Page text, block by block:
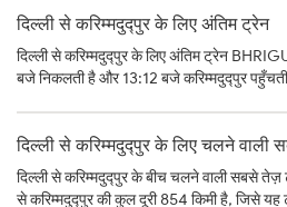
दिल्ली से करिम्मदुद्पुर के लिए अंतिम ट्रेन
दिल्ली से करिम्मदुद्पुर के लिए अंतिम ट्रेन
बजे निकलती है और 13:12 बजे करिम्मदुद्पुर
दिल्ली से करिम्मदुद्पुर के लिए चलने वाली
दिल्ली से करिम्मदुद्पुर के बीच चलने वाली सबसे
से करिम्मदुद्पुर की कुल दूरी 854 किमी है, जिसे